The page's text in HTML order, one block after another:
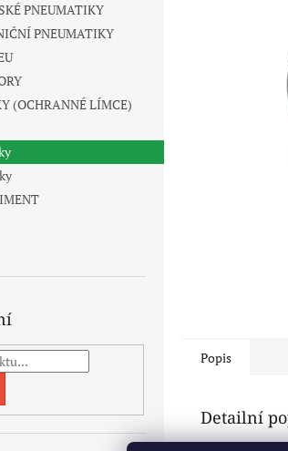
PNEUMATIKY
PNEUMATIKY
(OCHRANNÉ LÍMCE)
Popis
Detailní